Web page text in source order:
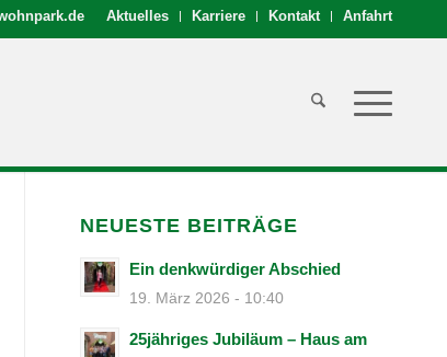
Aktuelles Karriere Kontakt Anfahrt
NEUESTE BEITRÄGE
Ein denkwürdiger Abschied
19. März 2026 - 10:40
25jähriges Jubiläum – Haus am